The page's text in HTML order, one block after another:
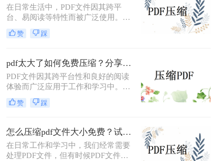
在日常生活中，PDF文件因其跨平
台、易阅读等特性而被广泛使用。然
而，当PDF文件体积过大时，会给存
储和传输带来诸多不便。那么pdf怎么
种免费且实用的PDF压缩方法。
赞 踩
pdf太大了如何免费压缩？分享二种压缩方法！
PDF文件因其跨平台性和良好的阅读
体验而广泛应用于工作和学习中。然
而，有时PDF文件体积过大，不仅占
用存储空间，还会影响传输速度。那
介绍两种免费压缩PDF文件的方法。
赞 踩
怎么压缩pdf文件大小免费？试试这二种压缩方法！
在日常工作和学习中，我们经常需要
处理PDF文件，但有时候PDF文件过